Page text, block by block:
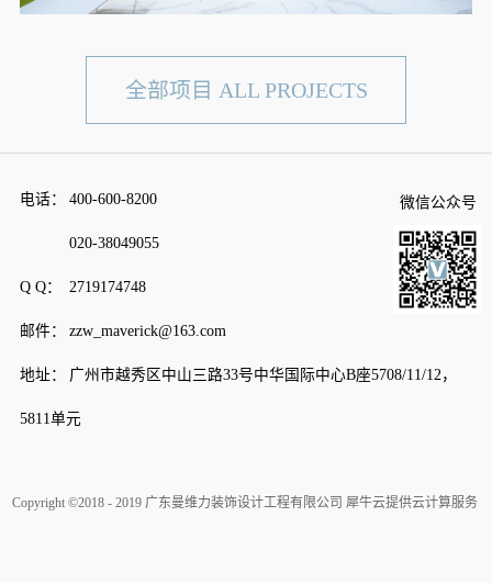
全部项目 ALL PROJECTS
电话： 400-600-8200
020-38049055
Q Q： 2719174748
邮件： zzw_maverick@163.com
地址： 广州市越秀区中山三路33号中华国际中心B座5708/11/12，
5811单元
微信公众号
Copyright ©2018 - 2019 广东曼维力装饰设计工程有限公司 犀牛云提供云计算服务